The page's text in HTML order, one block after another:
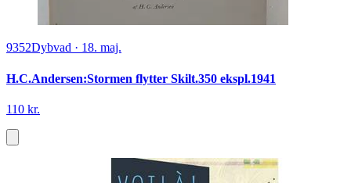
9352Dybvad · 18. maj.
H.C.Andersen:Stormen flytter Skilt.350 ekspl.1941
110 kr.